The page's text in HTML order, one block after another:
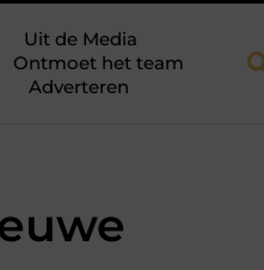
Uit de Media
Ontmoet het team
Adverteren